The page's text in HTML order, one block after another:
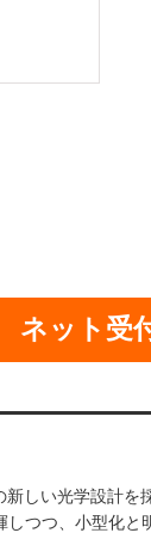
ネット受
しい光学設計
つつ、小型化と